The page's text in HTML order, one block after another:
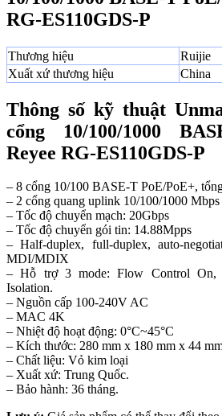
RG-ES110GDS-P
Thương hiệu
Ruijie
Xuất xứ thương hiệu
China
Thông số kỹ thuật
cổng 10/100/1000
Reyee RG-ES110GDS-P
– 8 cổng 10/100 BASE-T PoE/PoE+,
– 2 cổng quang uplink 10/100/1000
– Tốc độ chuyển mạch: 20Gbps
– Tốc độ chuyển gói tin: 14.88Mpps
– Half-duplex, full-duplex, auto-
MDI/MDIX
– Hỗ trợ 3 mode: Flow Control On,
Isolation.
– Nguồn cấp 100-240V AC
– MAC 4K
– Nhiệt độ hoạt động: 0°C~45°C
– Kích thước: 280 mm x 180 mm x 44
– Chất liệu: Vỏ kim loại
– Xuất xứ: Trung Quốc.
– Bảo hành: 36 tháng.